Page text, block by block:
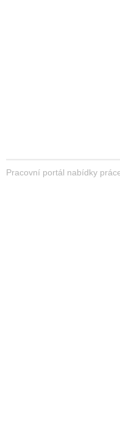
Pracovní portál nabídky